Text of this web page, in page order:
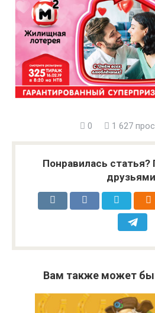
0 1 627
Понравилась статья?
Вам также может